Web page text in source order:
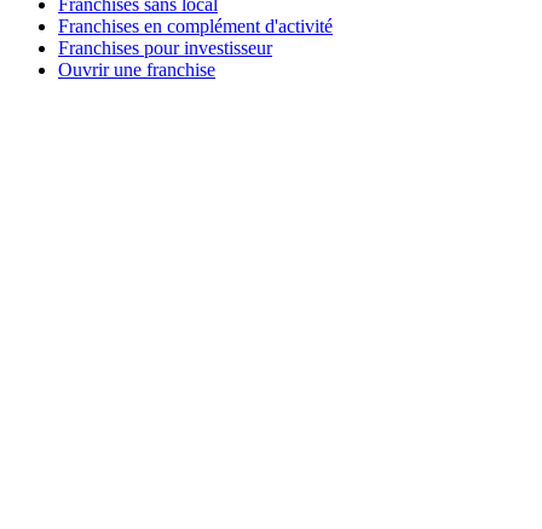
Franchises en complément d'activité
Franchises pour investisseur
Ouvrir une franchise